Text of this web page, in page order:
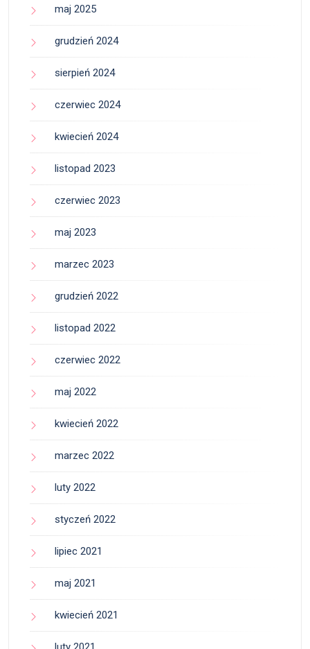
maj 2025
grudzień 2024
sierpień 2024
czerwiec 2024
kwiecień 2024
listopad 2023
czerwiec 2023
maj 2023
marzec 2023
grudzień 2022
listopad 2022
czerwiec 2022
maj 2022
kwiecień 2022
marzec 2022
luty 2022
styczeń 2022
lipiec 2021
maj 2021
kwiecień 2021